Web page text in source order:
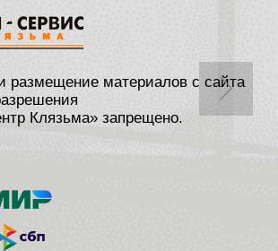
размещение материалов с сайта
Клязьма» запрещено.